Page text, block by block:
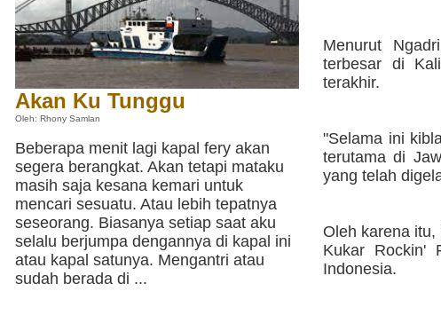
Akan Ku Tunggu
Oleh: Rhony Samlan
Beberapa menit lagi kapal fery akan
segera berangkat. Akan tetapi mataku
masih saja kesana kemari untuk
mencari sesuatu. Atau lebih tepatnya
seseorang. Biasanya setiap saat aku
selalu berjumpa dengannya di kapal ini
atau kapal satunya. Mengantri atau
sudah berada di ...
Menurut
terbesar di
terakhir.
"Selama ini
terutama di
yang telah
Oleh karena
Kukar Rockin'
Indonesia.